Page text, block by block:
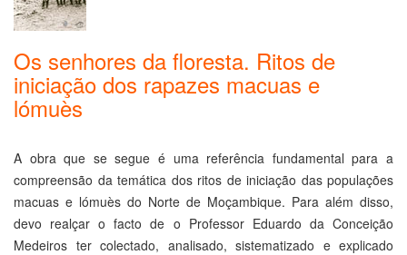
Os senhores da floresta. Ritos de
iniciação dos rapazes macuas e
lómuès
A obra que se segue é uma referência fundamental para a
compreensão da temática dos ritos de iniciação das populações
macuas e lómuès do Norte de Moçambique. Para além disso,
devo realçar o facto de o Professor Eduardo da Conceição
Medeiros ter colectado, analisado, sistematizado e explicado